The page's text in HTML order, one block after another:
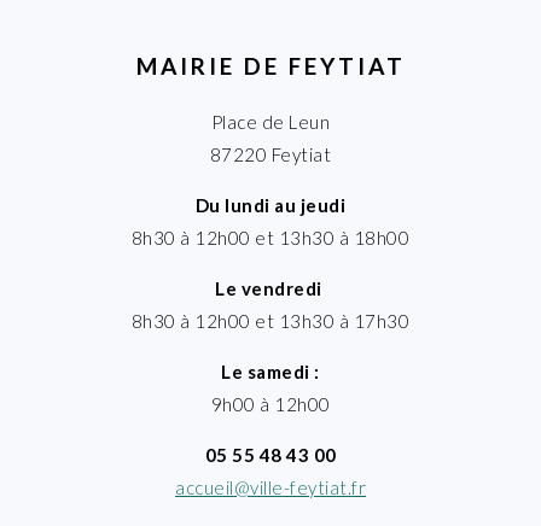
MAIRIE DE FEYTIAT
Place de Leun
87220 Feytiat
Du lundi au jeudi
8h30 à 12h00 et 13h30 à 18h00
Le vendredi
8h30 à 12h00 et 13h30 à 17h30
Le samedi :
9h00 à 12h00
05 55 48 43 00
accueil@ville-feytiat.fr